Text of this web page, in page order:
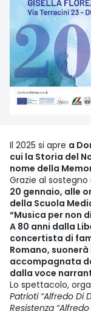
Il 2025 si apre a
cui la Storia del
nome della
Grazie al sostegno
20 gennaio, alle
della Scuola
“Musica per non
A 80 anni dalla
concertista di
Romano,
accompagnata
dalla voce
Lo spettacolo,
Patrioti “Alfredo Di
Resistenza